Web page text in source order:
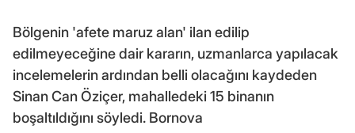
Bölgenin 'afete maruz alan' ilan edilip
edilmeyeceğine dair kararın, uzmanlarca yapılacak
incelemelerin ardından belli olacağını kaydeden
Sinan Can Öziçer, mahalledeki 15 binanın
boşaltıldığını söyledi. Bornova